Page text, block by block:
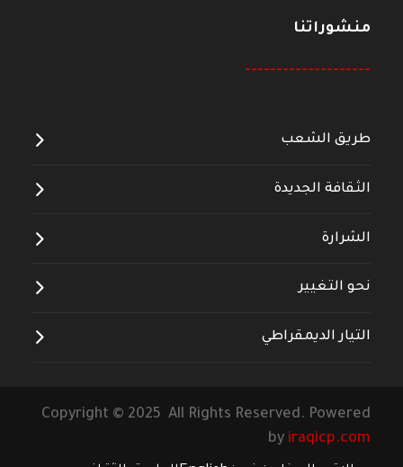
منشوراتنا
--------------------
طريق الشعب
الثقافة الجديدة
الشرارة
نحو التغيير
التيار الديمقراطي
Copyright © 2025 All Rights Reserved. Powered
by iraqicp.com